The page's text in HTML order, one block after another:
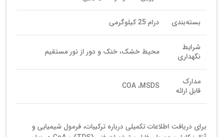
بسته‌بندی درام 25 کیلوگرمی
شرایط
نگهداری
محیط خشک، خنک و دور از نور مستقیم
مدارک
قابل ارائه
COA ،MSDS
برای دریافت اطلاعات تکمیلی درباره ترکیبات، فرمول شیمیایی و